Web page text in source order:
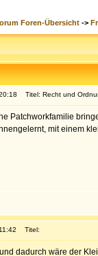
Foren-Übersicht ->
Titel: Recht und
Patchworkfamilie
mit einem
Titel:
dadurch wäre der